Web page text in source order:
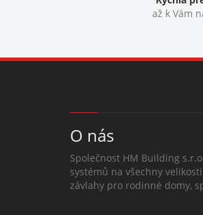
až k Vám
O nás
Společnost HM Building
systémů na všechny
závlahy pro rodinné domy,